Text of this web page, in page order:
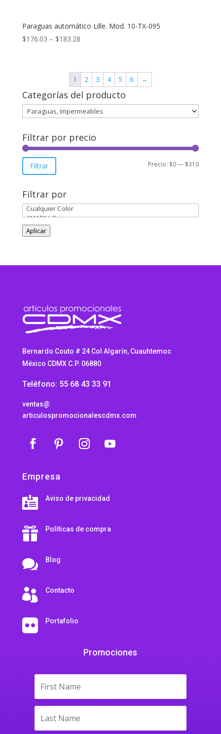
Paraguas automático Lille. Mod. 10-TX-095
$176.03 – $183.28Price
through
$183.28
1 2 3 4 5 6 →
Categorías del producto
Filtrar por precio
Precio
Precio
Filtrar Precio: $0— $310
Filtrar por
Aplicar
Bernardo Couto # 24 Col Algarín, Cuauhtemoc
México CDMX C.P. 06880
Teléfono: 55 68 43 33 91
ventas@
articulospromocionalescdmx.com
Empresa
 Aviso de privacidad
 Políticas de compra
 Blog
 Contacto
 Portafolio
Promociones